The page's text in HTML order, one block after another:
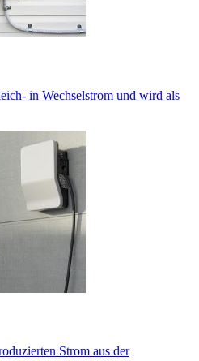
in Wechselstrom und wird als
Strom aus der